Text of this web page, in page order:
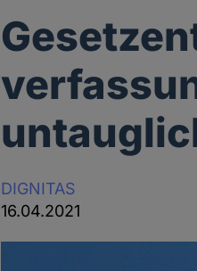
DIGNITAS
16.04.2021